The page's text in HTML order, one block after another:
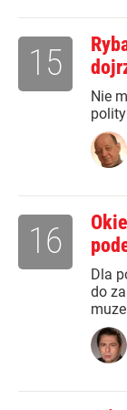
Nie
15
Dla
do
16